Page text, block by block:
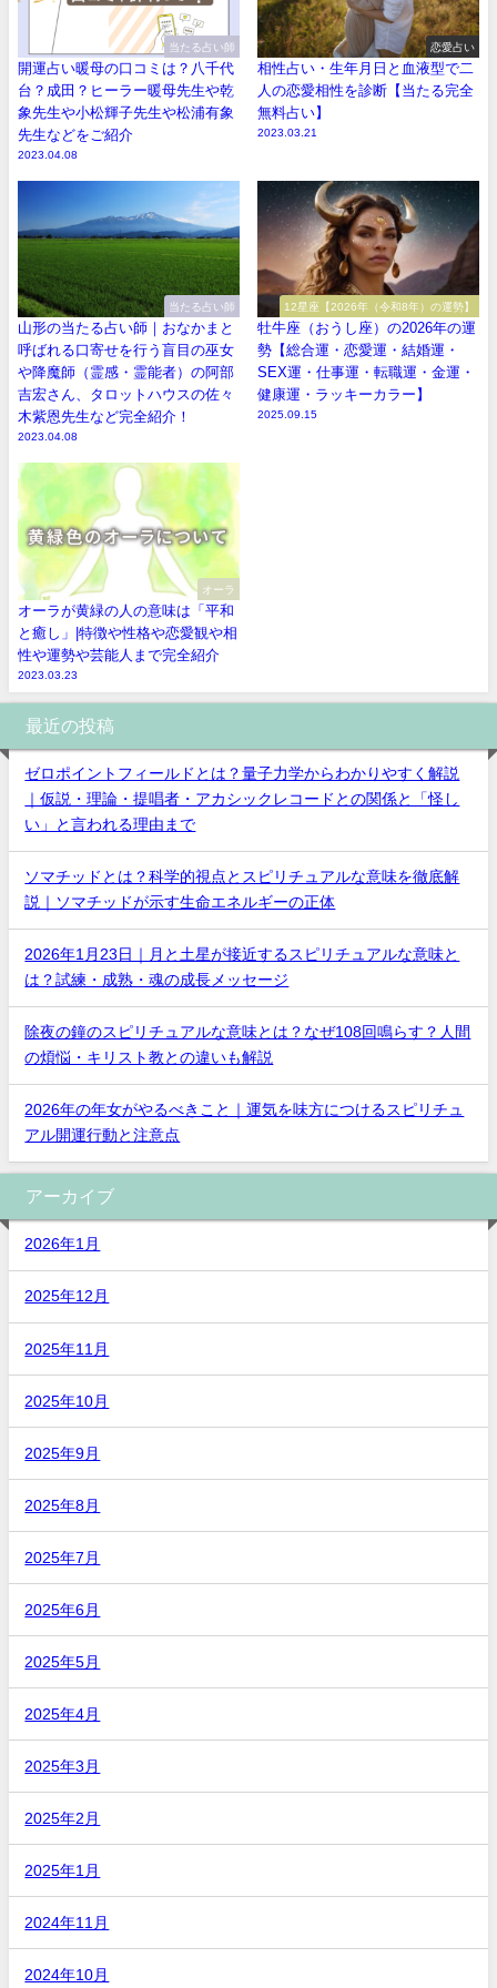
当たる占い師
開運占い暖母の口コミは？八千代
台？成田？ヒーラー暖母先生や乾
象先生や小松輝子先生や松浦有象
先生などをご紹介
2023.04.08
恋愛占い
相性占い・生年月日と血液型で二
人の恋愛相性を診断【当たる完全
無料占い】
2023.03.21
当たる占い師
山形の当たる占い師｜おなかまと
呼ばれる口寄せを行う盲目の巫女
や降魔師（霊感・霊能者）の阿部
吉宏さん、タロットハウスの佐々
木紫恩先生など完全紹介！
2023.04.08
12星座【2026年（令和8年）の運勢】
牡牛座（おうし座）の2026年の運
勢【総合運・恋愛運・結婚運・
SEX運・仕事運・転職運・金運・
健康運・ラッキーカラー】
2025.09.15
オーラ
オーラが黄緑の人の意味は「平和
と癒し」|特徴や性格や恋愛観や相
性や運勢や芸能人まで完全紹介
2023.03.23
最近の投稿
ゼロポイントフィールドとは？量子力学からわかりやすく解説
｜仮説・理論・提唱者・アカシックレコードとの関係と「怪し
い」と言われる理由まで
ソマチッドとは？科学的視点とスピリチュアルな意味を徹底解
説｜ソマチッドが示す生命エネルギーの正体
2026年1月23日｜月と土星が接近するスピリチュアルな意味と
は？試練・成熟・魂の成長メッセージ
除夜の鐘のスピリチュアルな意味とは？なぜ108回鳴らす？人間
の煩悩・キリスト教との違いも解説
2026年の年女がやるべきこと｜運気を味方につけるスピリチュ
アル開運行動と注意点
アーカイブ
2026年1月
2025年12月
2025年11月
2025年10月
2025年9月
2025年8月
2025年7月
2025年6月
2025年5月
2025年4月
2025年3月
2025年2月
2025年1月
2024年11月
2024年10月